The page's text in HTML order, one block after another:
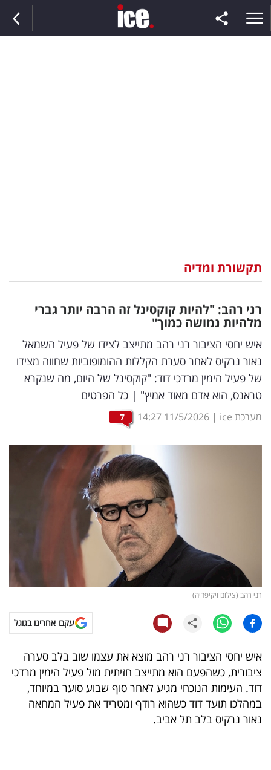
וצרכנות
דיגיטל
וטק
שיווק
ופרסום
משפט
מדדים
קריפטו
ויראלי
טלוויזיה
עסקי
ספורט
קריירה
ולימודים
תקשורת ומדיה
רני רהב: "להיות קוקסינל זה הרבה יותר גברי
מלהיות נמושה כמוך"
איש יחסי הציבור רני רהב מתייצב לצידו של פעיל השמאל
נאור נרקיס לאחר סערת הקללות ההומופוביות שחווה מצידו
של פעיל הימין מרדכי דוד: "קוקסינל של היום, מה שנקרא
טראנס, הוא אדם מאוד אמיץ" | כל הפרטים
מערכת ice |
11/5/2026
14:27
7
רני רהב (צילום ויקיפדיה)
עקבו אחרינו בגוגל
איש יחסי הציבור רני רהב מוצא את עצמו שוב בלב סערה
ציבורית, כשהפעם הוא מתייצב חזיתית מול פעיל הימין מרדכי
דוד. העימות הנוכחי מגיע לאחר סוף שבוע סוער במיוחד,
במהלכו תועד דוד כשהוא רודף ומטריד את פעיל המחאה
נאור נרקיס בלב תל אביב.